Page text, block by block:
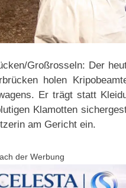
Großrosseln: Der
holen
Er trägt statt
Klamotten
am Gericht ein.
der Werbung